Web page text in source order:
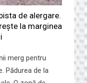
de alergare.
la marginea
merg pentru
Pădurea de la